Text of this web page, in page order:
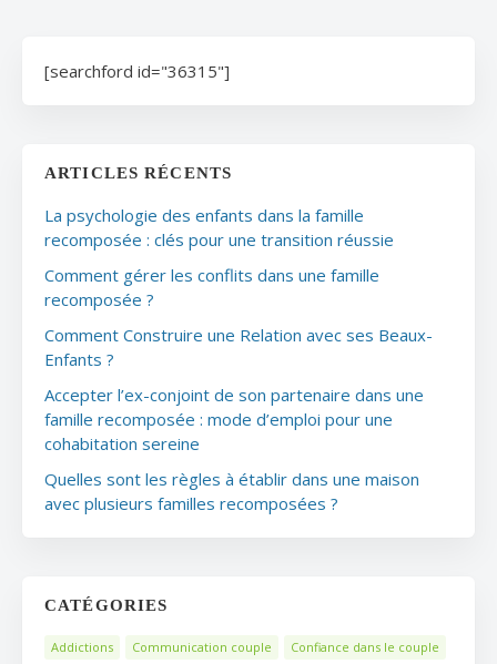
[searchford id="36315"]
ARTICLES RÉCENTS
La psychologie des enfants dans la famille
recomposée : clés pour une transition réussie
Comment gérer les conflits dans une famille
recomposée ?
Comment Construire une Relation avec ses Beaux-
Enfants ?
Accepter l’ex-conjoint de son partenaire dans une
famille recomposée : mode d’emploi pour une
cohabitation sereine
Quelles sont les règles à établir dans une maison
avec plusieurs familles recomposées ?
CATÉGORIES
Addictions Communication couple
Confiance dans le couple